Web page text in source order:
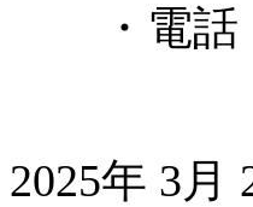
・電話
2025年 3月